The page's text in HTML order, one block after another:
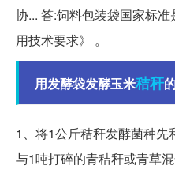
协... 答:饲料包装袋国家标
用技术要求》 。
用发酵袋发酵玉米秸秆
1、将1公斤秸秆发酵菌种
与1吨打碎的青秸秆或青草